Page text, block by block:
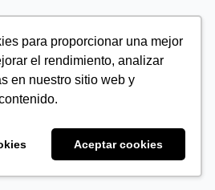
para proporcionar una mejor
el rendimiento, analizar
en nuestro sitio web y
Aceptar cookies